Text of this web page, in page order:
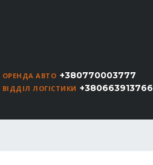
ОРЕНДА АВТО +380770003777
ВІДДІЛ ЛОГІСТИКИ +380663913766